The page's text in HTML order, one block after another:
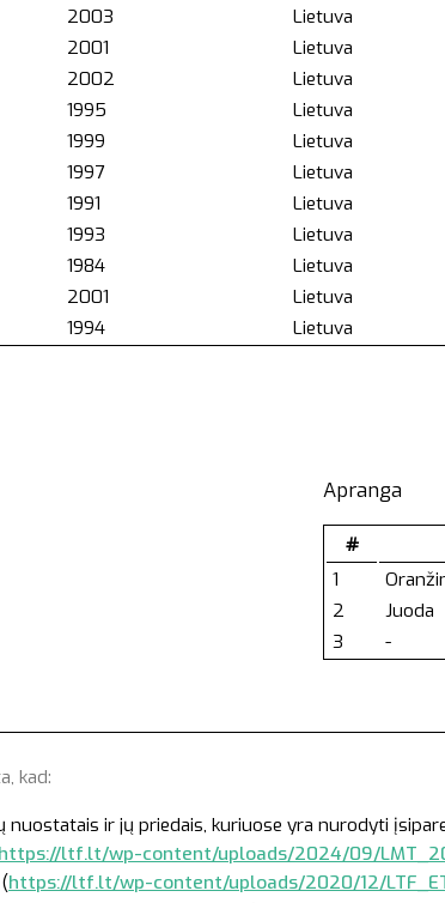
2003 Lietuva
2001 Lietuva
2002 Lietuva
1995 Lietuva
1999 Lietuva
1997 Lietuva
1991 Lietuva
1993 Lietuva
1984 Lietuva
2001 Lietuva
1994 Lietuva
Apranga
#
1
2
Juoda
3
-
kad:
ir jų priedais, kuriuose yra nurodyti
https://ltf.lt/wp-content/uploads/2024/09/
https://ltf.lt/wp-content/uploads/2020/12/